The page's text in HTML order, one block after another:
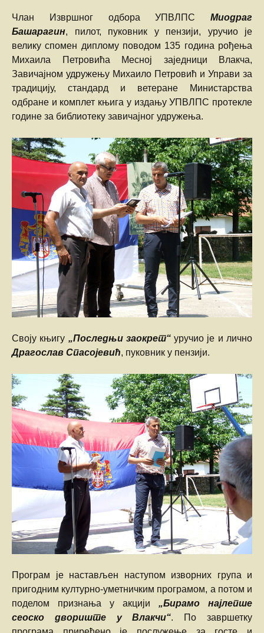
Члан Извршног одбора УПВЛПС Миодраг
Башарагин, пилот, пуковник у пензији, уручио је
велику спомен диплому поводом 135 година рођења
Михаила Петровића Месној заједници Влакча,
Завичајном удружењу Михаило Петровић и Управи за
традицију, стандард и ветеране Министарства
одбране и комплет књига у издању УПВЛПС протекле
године за библиотеку завичајног удружења.
Своју књигу „Последњи заокрет“уручио је и лично
Драгослав Спасојевић, пуковник у пензији.
Програм је настављен наступом изворних група и
пригодним културно-уметничким програмом, а потом и
поделом признања у акцији „Бирамо најлепше
сеоско двориште у Влакчи“. По завршетку